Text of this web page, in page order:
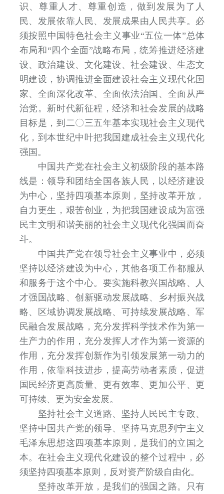
识、尊重人才、尊重创造，做到发展为了人
民、发展依靠人民、发展成果由人民共享。必
须按照中国特色社会主义事业“五位一体”总体
布局和“四个全面”战略布局，统筹推进经济建
设、政治建设、文化建设、社会建设、生态文
明建设，协调推进全面建设社会主义现代化国
家、全面深化改革、全面依法治国、全面从严
治党。新时代新征程，经济和社会发展的战略
目标是，到二〇三五年基本实现社会主义现代
化，到本世纪中叶把我国建成社会主义现代化
强国。
中国共产党在社会主义初级阶段的基本路
线是：领导和团结全国各族人民，以经济建设
为中心，坚持四项基本原则，坚持改革开放，
自力更生，艰苦创业，为把我国建设成为富强
民主文明和谐美丽的社会主义现代化强国而奋
斗。
中国共产党在领导社会主义事业中，必须
坚持以经济建设为中心，其他各项工作都服从
和服务于这个中心。要实施科教兴国战略、人
才强国战略、创新驱动发展战略、乡村振兴战
略、区域协调发展战略、可持续发展战略、军
民融合发展战略，充分发挥科学技术作为第一
生产力的作用，充分发挥人才作为第一资源的
作用，充分发挥创新作为引领发展第一动力的
作用，依靠科技进步，提高劳动者素质，促进
国民经济更高质量、更有效率、更加公平、更
可持续、更为安全发展。
坚持社会主义道路、坚持人民民主专政、
坚持中国共产党的领导、坚持马克思列宁主义
毛泽东思想这四项基本原则，是我们的立国之
本。在社会主义现代化建设的整个过程中，必
须坚持四项基本原则，反对资产阶级自由化。
坚持改革开放，是我们的强国之路。只有